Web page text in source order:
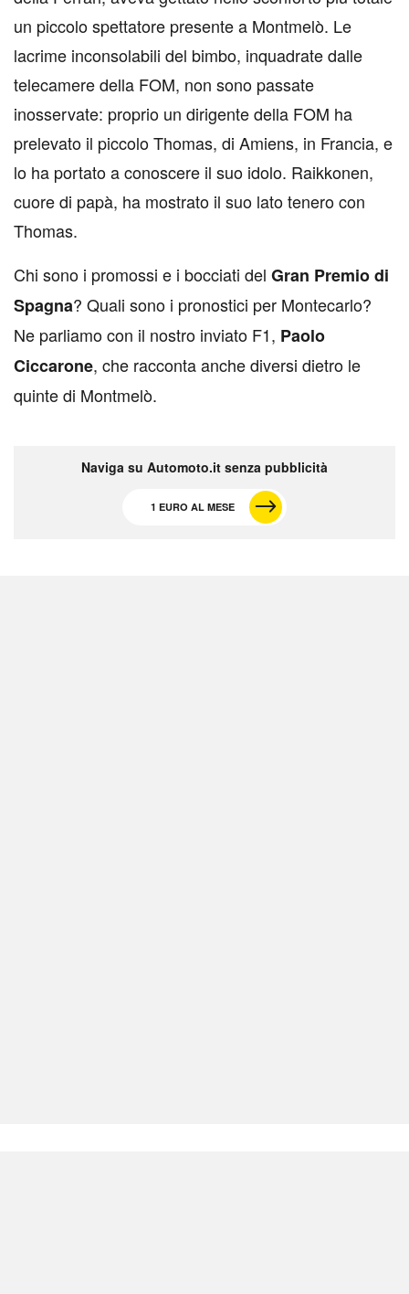
un piccolo spettatore presente a Montmelò. Le
lacrime inconsolabili del bimbo, inquadrate dalle
telecamere della FOM, non sono passate
inosservate: proprio un dirigente della FOM ha
prelevato il piccolo Thomas, di Amiens, in Francia, e
lo ha portato a conoscere il suo idolo. Raikkonen,
cuore di papà, ha mostrato il suo lato tenero con
Thomas.
Chi sono i promossi e i bocciati del Gran Premio di
Spagna? Quali sono i pronostici per Montecarlo?
Ne parliamo con il nostro inviato F1, Paolo
Ciccarone, che racconta anche diversi dietro le
quinte di Montmelò.
Naviga su Automoto.it senza pubblicità
1 EURO AL MESE